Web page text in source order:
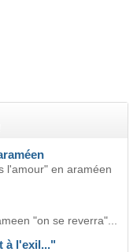
l'amour" en araméen
"on se reverra"...
à l'exil..."